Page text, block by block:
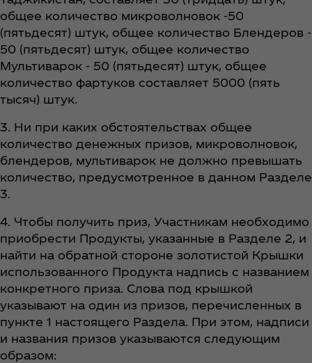
общее количество микроволновок -50
(пятьдесят) штук, общее количество Блендеров -
50 (пятьдесят) штук, общее количество
Мультиварок - 50 (пятьдесят) штук, общее
количество фартуков составляет 5000 (пять
тысяч) штук.
3. Ни при каких обстоятельствах общее
количество денежных призов, микроволновок,
блендеров, мультиварок не должно превышать
количество, предусмотренное в данном Разделе
3.
4. Чтобы получить приз, Участникам необходимо
приобрести Продукты, указанные в Разделе 2, и
найти на обратной стороне золотистой Крышки
использованного Продукта надпись с названием
конкретного приза. Слова под крышкой
указывают на один из призов, перечисленных в
пункте 1 настоящего Раздела. При этом, надписи
и названия призов указываются следующим
образом: